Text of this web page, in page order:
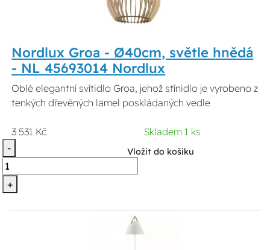
Nordlux Groa - Ø40cm, světle hnědá
- NL 45693014 Nordlux
Oblé elegantní svítidlo Groa, jehož stínidlo je vyrobeno z
tenkých dřevěných lamel poskládaných vedle
3 531 Kč
Skladem 1 ks
-
+
Vložit do košíku